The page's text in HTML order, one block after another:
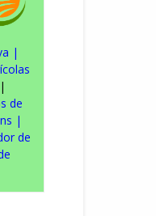
|
|
de
|
de